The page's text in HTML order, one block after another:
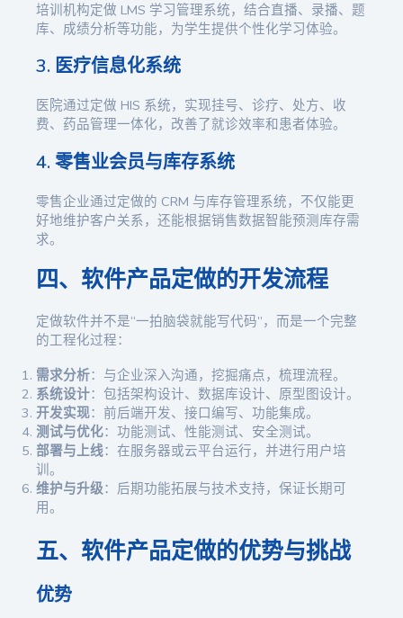
培训机构定做 LMS 学习管理系统，结合直播、录播、题
库、成绩分析等功能，为学生提供个性化学习体验。
3. 医疗信息化系统
医院通过定做 HIS 系统，实现挂号、诊疗、处方、收
费、药品管理一体化，改善了就诊效率和患者体验。
4. 零售业会员与库存系统
零售企业通过定做的 CRM 与库存管理系统，不仅能更
好地维护客户关系，还能根据销售数据智能预测库存需
求。
四、软件产品定做的开发流程
定做软件并不是“一拍脑袋就能写代码”，而是一个完整
的工程化过程：
需求分析：与企业深入沟通，挖掘痛点，梳理流程。
系统设计：包括架构设计、数据库设计、原型图设计。
开发实现：前后端开发、接口编写、功能集成。
测试与优化：功能测试、性能测试、安全测试。
部署与上线：在服务器或云平台运行，并进行用户培
训。
维护与升级：后期功能拓展与技术支持，保证长期可
用。
五、软件产品定做的优势与挑战
优势